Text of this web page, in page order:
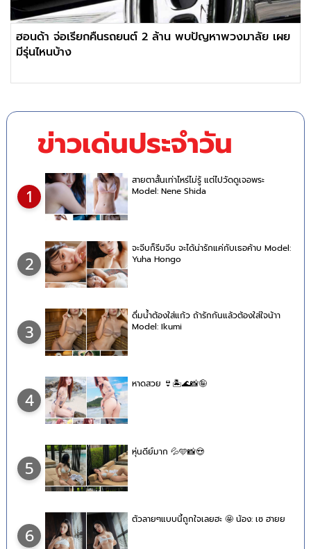
ฮอนด้า จ่อเรียกคืนรถยนต์ 2 ล้าน พบปัญหาพวงมาลัย เผย
มีรุ่นไหนบ้าง
ข่าวเด่นประจำวัน
1
สายตาสั้นเท่าไหร่ไม่รู้ แต่ไปวัดดูเจอพระ
Model: Nene Shida
2
จะจีบก็รีบจีบ จะได้น่ารักแค่กับเธอค้าบ Model:
Yuha Hongo
3
ดื่มน้ำต้องใส่แก้ว ถ้ารักกันแล้วต้องใส่ใจน้าา
Model: Ikumi
4
หาดสวย 👙🏝🌊📸🤪
5
หุ่นดีย์มาก 💦🩵📸😍
6
ตัวลายๆแบบนี้ถูกใจเลยฮะ 🤩 น้อง: เซ ฮายย